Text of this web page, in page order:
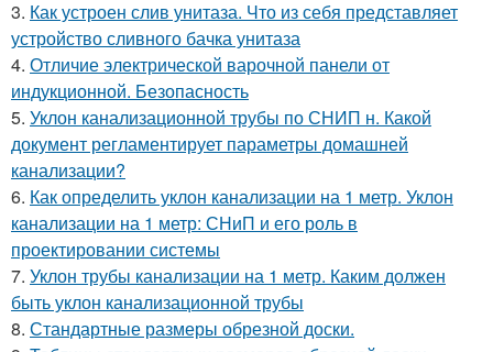
3. Как устроен слив унитаза. Что из себя представляет
устройство сливного бачка унитаза
4. Отличие электрической варочной панели от
индукционной. Безопасность
5. Уклон канализационной трубы по СНИП н. Какой
документ регламентирует параметры домашней
канализации?
6. Как определить уклон канализации на 1 метр. Уклон
канализации на 1 метр: СНиП и его роль в
проектировании системы
7. Уклон трубы канализации на 1 метр. Каким должен
быть уклон канализационной трубы
8. Стандартные размеры обрезной доски.